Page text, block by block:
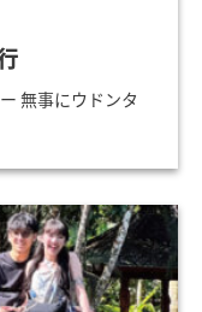
無事にウドンタ